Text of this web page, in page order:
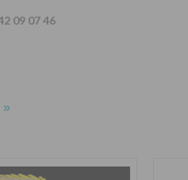
09 07 46
»